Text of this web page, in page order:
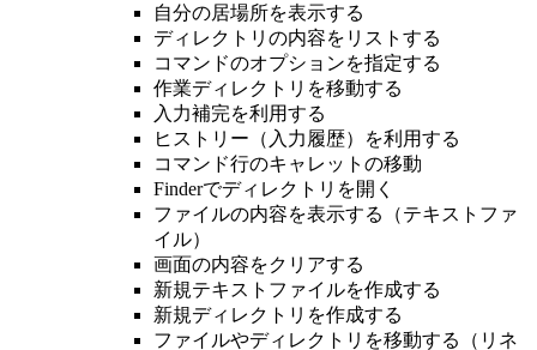
自分の居場所を表示する
ディレクトリの内容をリストする
コマンドのオプションを指定する
作業ディレクトリを移動する
入力補完を利用する
ヒストリー（入力履歴）を利用する
コマンド行のキャレットの移動
Finderでディレクトリを開く
ファイルの内容を表示する（テキストファ
イル）
画面の内容をクリアする
新規テキストファイルを作成する
新規ディレクトリを作成する
ファイルやディレクトリを移動する（リネ